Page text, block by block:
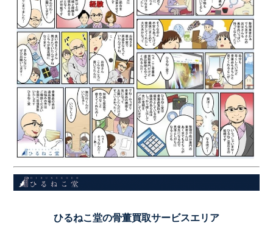
ひるねこ堂の骨董買取サービスエリア